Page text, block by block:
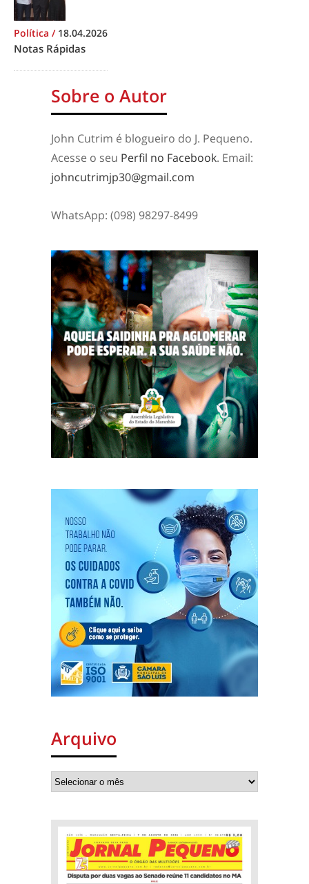
Política / 18.04.2026
Notas Rápidas
Sobre o Autor
John Cutrim é blogueiro do J. Pequeno.
Acesse o seu Perfil no Facebook. Email:
johncutrimjp30@gmail.com
WhatsApp: (098) 98297-8499
Arquivo